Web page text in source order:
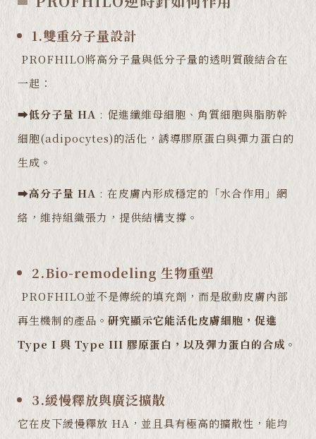
1.雙重分子量設計
PROFHILO將高分子量與低分子量的透明質酸結合在
一起：
➡️低分子量 HA : 促進纖維母細胞、角質細胞與脂肪幹
細胞(adipocytes)的活化，誘導膠原蛋白與彈力蛋白的
生成。
➡️高分子量 HA : 在皮膚內形成穩定的「水合作用」網
絡，維持組織張力，提供結構支撐。
2.Bio-remodeling 生物重塑
PROFHILO並不是傳統的填充劑，而是啟動皮膚內部
再生機制的產品。 研究顯示它能活化皮膚細胞，促進
Type I 與 Type III 膠原蛋白，以及彈力蛋白的合成。
3.緩慢釋放與廣泛擴散
它在皮下緩慢釋放 HA，並且具有極高的擴散性，能均